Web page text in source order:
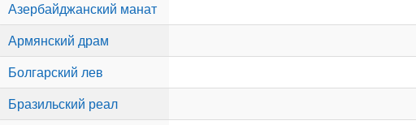
Азербайджанский манат
Армянский драм
Болгарский лев
Бразильский реал